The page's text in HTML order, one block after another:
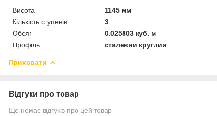
Висота
1145 мм
Кількість ступенів
3
Обсяг
0.025803 куб. м
Профіль
сталевий круглий
Приховати
Відгуки про товар
Ще немає відгуків про цей товар